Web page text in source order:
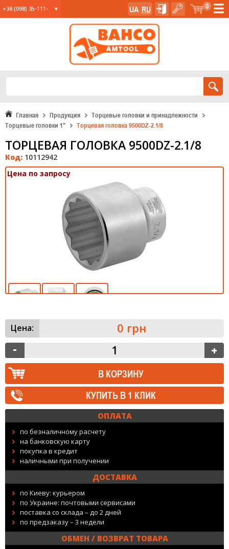
+38 (098) 35-111- 0
UA RU
Главная Продукция
Торцевые головки и принадлежности
Торцевые головки 1"
Торцевая головка 9500DZ-2.1/8
ТОРЦЕВАЯ ГОЛОВКА 9500DZ-2.1/8
Код: 10112942
Цена по запросу
Цена: 0 грн
КУПИТЬ В 1 КЛИК
ОПЛАТА
по безналичному расчету
на банковскую карту
покупка в кредит
наличными при получении
ДОСТАВКА
по Киеву: курьером
по Украине: почтовыми сервисами
поставка со склада – до 2 дней
по предзаказу – 3 недели
ОБМЕН / ВОЗВРАТ ТОВАРА